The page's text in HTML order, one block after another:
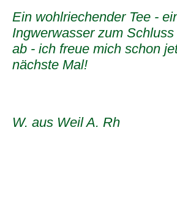
Ein wohlriechender Tee -
Ingwerwasser zum
ab - ich freue mich schon
nächste Mal!
W. aus Weil A. Rh